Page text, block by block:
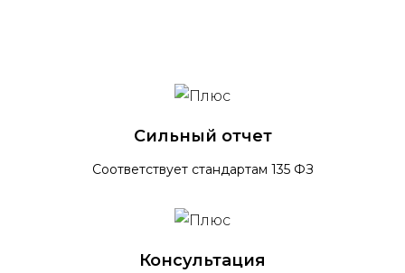
Сильный отчет
Соответствует стандартам 135 ФЗ
Консультация